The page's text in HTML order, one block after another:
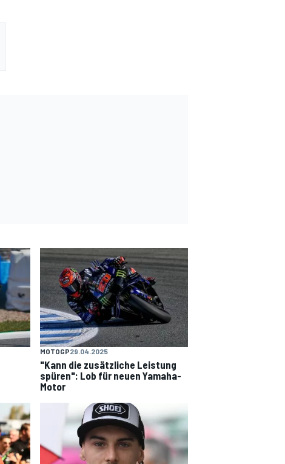
MOTOGP29.04.2025
"Kann die zusätzliche Leistung
spüren": Lob für neuen Yamaha-
Motor